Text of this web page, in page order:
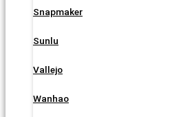
Snapmaker
Sunlu
Vallejo
Wanhao